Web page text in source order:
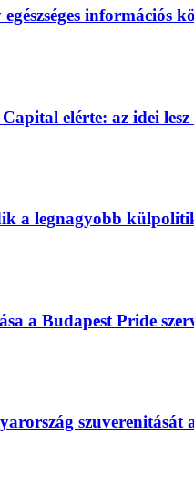
információs
elérte: az idei
a legnagyobb
a Budapest Pride